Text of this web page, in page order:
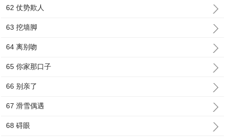
62 仗势欺人
63 挖墙脚
64 离别吻
65 你家那口子
66 别亲了
67 滑雪偶遇
68 碍眼